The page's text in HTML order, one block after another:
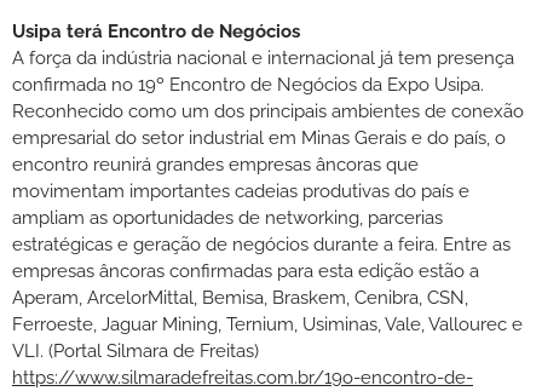
Usipa terá Encontro de Negócios
A força da indústria nacional e internacional já tem presença
confirmada no 19º Encontro de Negócios da Expo Usipa.
Reconhecido como um dos principais ambientes de conexão
empresarial do setor industrial em Minas Gerais e do país, o
encontro reunirá grandes empresas âncoras que
movimentam importantes cadeias produtivas do país e
ampliam as oportunidades de networking, parcerias
estratégicas e geração de negócios durante a feira. Entre as
empresas âncoras confirmadas para esta edição estão a
Aperam, ArcelorMittal, Bemisa, Braskem, Cenibra, CSN,
Ferroeste, Jaguar Mining, Ternium, Usiminas, Vale, Vallourec e
VLI. (Portal Silmara de Freitas)
https://www.silmaradefreitas.com.br/19o-encontro-de-